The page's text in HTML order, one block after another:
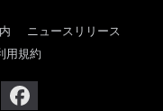
ニュースリリース
用規約